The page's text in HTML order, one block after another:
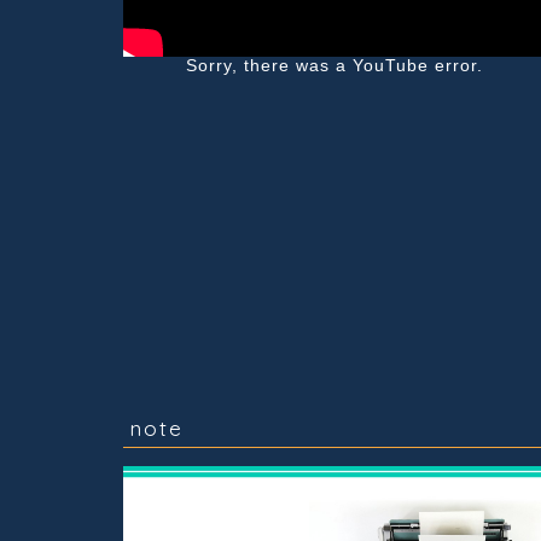
Sorry, there was a YouTube error.
note